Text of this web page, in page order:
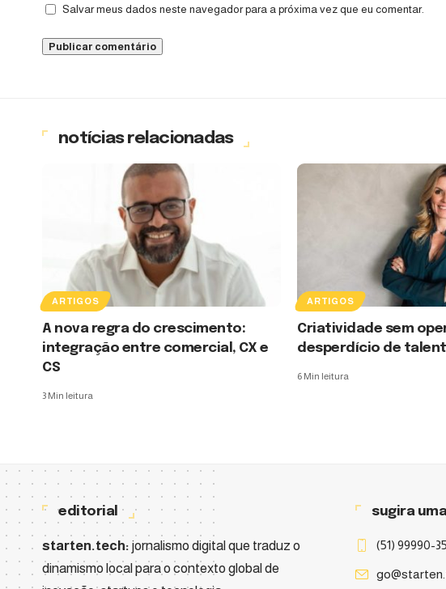
Salvar meus dados neste navegador para a próxima vez que eu comentar.
notícias relacionadas
ARTIGOS
A nova regra do crescimento:
integração entre comercial, CX e
CS
3 Min leitura
ARTIGOS
Criatividade sem
desperdício de
6 Min leitura
editorial
starten.tech: jornalismo digital que traduz o
dinamismo local para o contexto global de
sugira
(51) 99990-